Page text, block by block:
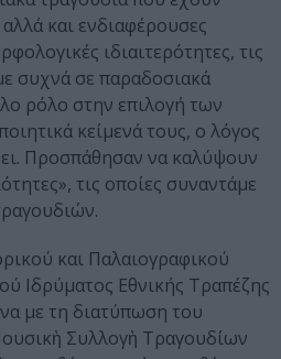
και ενδιαφέρουσες
ιδιαιτερότητες, τις
συχνά σε παραδοσιακά
ρόλο στην επιλογή των
κείμενά τους, ο λόγος
Προσπάθησαν να καλύψουν
τις οποίες συναντάμε
και Παλαιογραφικού
Ιδρύματος Εθνικής Τραπέζης
με τη διατύπωση του
Συλλογὴ Τραγουδίων